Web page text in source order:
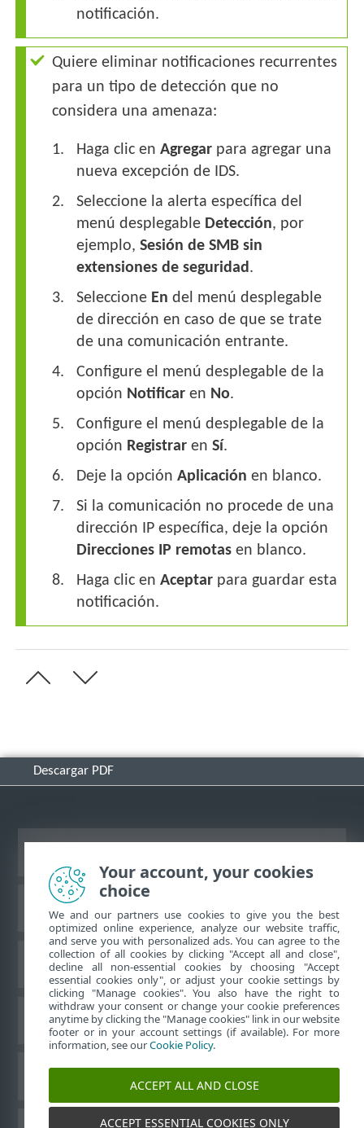
notificación.
Quiere eliminar notificaciones recurrentes
para un tipo de detección que no
considera una amenaza:
Haga clic enAgregar para agregar una
nueva excepción de IDS.
Seleccione la alerta específica del
menú desplegable Detección, por
ejemplo,Sesión de SMB sin
extensiones de seguridad .
Seleccione En del menú desplegable
de dirección en caso de que se trate
de una comunicación entrante.
Configure el menú desplegable de la
opción Notificar en No.
Configure el menú desplegable de la
opción Registrar enSí.
Deje la opciónAplicación en blanco.
Si la comunicación no procede de una
dirección IP específica, deje la opción
Direcciones IP remotas en blanco.
Haga clic enAceptar para guardar esta
notificación.
Descargar PDF
Base de conocimiento de ESET
Foro de ESET
Soporte regional
Your account, your cookies
choice
We and our partners use cookies to give you the best
optimized online experience, analyze our website traffic,
and serve you with personalized ads. You can agree to the
collection of all cookies by clicking "Accept all and close",
decline all non-essential cookies by choosing "Accept
essential cookies only", or adjust your cookie settings by
clicking "Manage cookies". You also have the right to
withdraw your consent or change your cookie preferences
anytime by clicking the "Manage cookies" link in our website
footer or in your account settings (if available). For more
information, see ourCookie Policy.
ACCEPT ALL AND CLOSE
ACCEPT ESSENTIAL COOKIES ONLY